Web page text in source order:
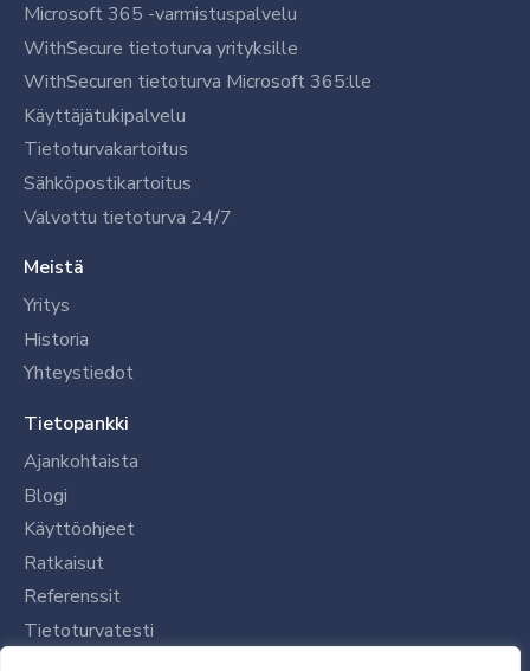
Microsoft 365 -varmistuspalvelu
WithSecure tietoturva yrityksille
WithSecuren tietoturva Microsoft 365:lle
Käyttäjätukipalvelu
Tietoturvakartoitus
Sähköpostikartoitus
Valvottu tietoturva 24/7
Meistä
Yritys
Historia
Yhteystiedot
Tietopankki
Ajankohtaista
Blogi
Käyttöohjeet
Ratkaisut
Referenssit
Tietoturvatesti